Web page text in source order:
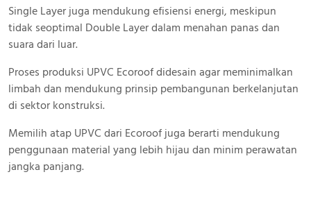
Single Layer juga mendukung efisiensi energi, meskipun
tidak seoptimal Double Layer dalam menahan panas dan
suara dari luar.
Proses produksi UPVC Ecoroof didesain agar meminimalkan
limbah dan mendukung prinsip pembangunan berkelanjutan
di sektor konstruksi.
Memilih atap UPVC dari Ecoroof juga berarti mendukung
penggunaan material yang lebih hijau dan minim perawatan
jangka panjang.